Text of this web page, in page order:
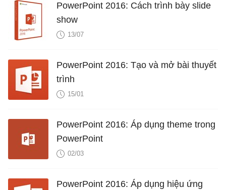
PowerPoint 2016: Cách trình bày slide
show
13/07
PowerPoint 2016: Tạo và mở bài thuyết
trình
15/01
PowerPoint 2016: Áp dụng theme trong
PowerPoint
02/03
PowerPoint 2016: Áp dụng hiệu ứng